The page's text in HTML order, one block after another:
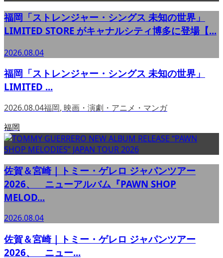
福岡「ストレンジャー・シングス 未知の世界」
LIMITED STORE がキャナルシティ博多に登場【...
2026.08.04
福岡「ストレンジャー・シングス 未知の世界」
LIMITED ...
2026.08.04福岡, 映画・演劇・アニメ・マンガ
福岡
佐賀＆宮崎｜トミー・ゲレロ ジャパンツアー
2026、 ニューアルバム『PAWN SHOP
MELOD...
2026.08.04
佐賀＆宮崎｜トミー・ゲレロ ジャパンツアー
2026、 ニュー...